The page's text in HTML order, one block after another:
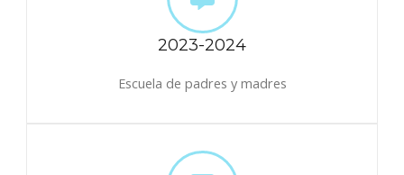
2023-2024
Escuela de padres y madres